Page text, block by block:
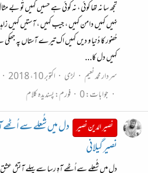
تجھ سا نہ تھا کوئی ، نہ کوئی ہے حسیں کہیں تُو بے
نہیں کہیں دامن کہیں ، جیب کہیں ، آستیں کہیں
حُضور کا دُنیا و دیں کہیں اک تیرے آستاں پہ
کہیں دل کا...
سردار محمد نعیم لڑی اکتوبر 10، 2018
جوابات: 0 فورم:پسندیدہ کلام
نصیر الدین نصیر دل میں شُعلے سے اُٹھے
نصیر گیلانی
دل میں شُعلے سے اُٹھے آہِ رسا سے پہلے آتشِ